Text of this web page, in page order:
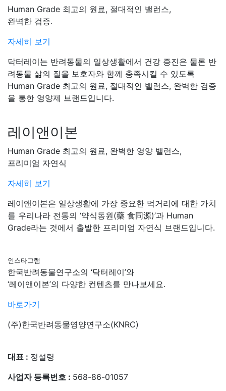
Human Grade 최고의 원료, 절대적인 밸런스,
완벽한 검증.
자세히 보기
닥터레이는 반려동물의 일상생활에서 건강 증진은 물론 반
려동물 삶의 질을 보호자와 함께 충족시킬 수 있도록
Human Grade 최고의 원료, 절대적인 밸런스, 완벽한 검증
을 통한 영양제 브랜드입니다.
레이앤이본
Human Grade 최고의 원료, 완벽한 영양 밸런스,
프리미엄 자연식
자세히 보기
레이앤이본은 일상생활에 가장 중요한 먹거리에 대한 가치
를 우리나라 전통의 ‘약식동원(藥 食同源)’과 Human
Grade라는 것에서 출발한 프리미엄 자연식 브랜드입니다.
인스타그램
한국반려동물연구소의 ‘닥터레이’와
‘레이앤이본’의 다양한 컨텐츠를 만나보세요.
바로가기
(주)한국반려동물영양연구소(KNRC)
대표 : 정설령
사업자 등록번호 : 568-86-01057